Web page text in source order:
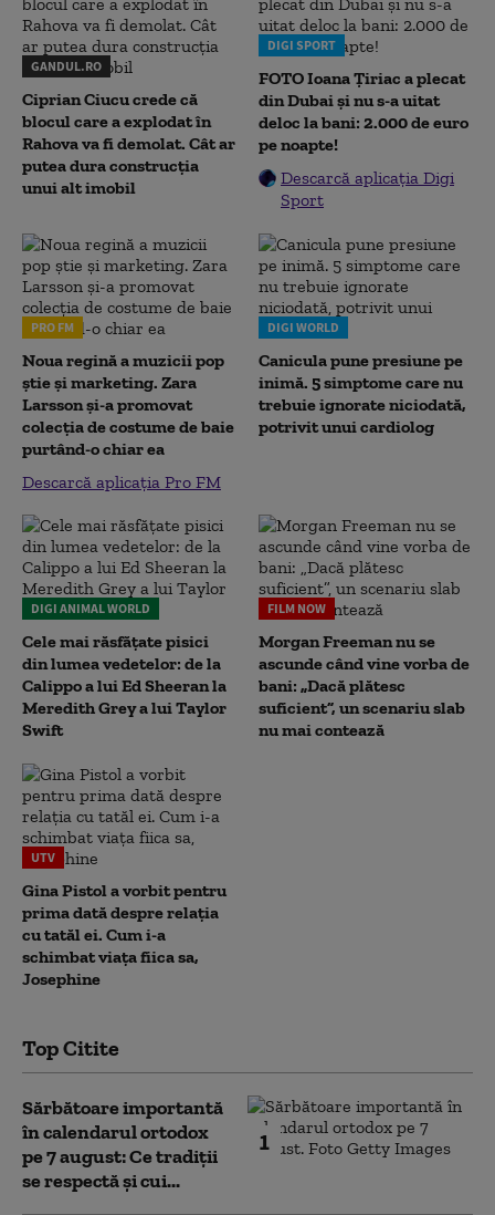
GANDUL.RO
Ciprian Ciucu crede că
blocul care a explodat în
Rahova va fi demolat. Cât ar
putea dura construcția
unui alt imobil
DIGI SPORT
FOTO Ioana Țiriac a plecat
din Dubai și nu s-a uitat
deloc la bani: 2.000 de euro
pe noapte!
Descarcă aplicația Digi
Sport
PRO FM
Noua regină a muzicii pop
știe și marketing. Zara
Larsson și-a promovat
colecția de costume de baie
purtând-o chiar ea
Descarcă aplicația Pro FM
DIGI WORLD
Canicula pune presiune pe
inimă. 5 simptome care nu
trebuie ignorate niciodată,
potrivit unui cardiolog
DIGI ANIMAL WORLD
Cele mai răsfățate pisici
din lumea vedetelor: de la
Calippo a lui Ed Sheeran la
Meredith Grey a lui Taylor
Swift
FILM NOW
Morgan Freeman nu se
ascunde când vine vorba de
bani: „Dacă plătesc
suficient”, un scenariu slab
nu mai contează
UTV
Gina Pistol a vorbit pentru
prima dată despre relația
cu tatăl ei. Cum i-a
schimbat viața fiica sa,
Josephine
Top Citite
1
Sărbătoare importantă
în calendarul ortodox
pe 7 august: Ce tradiții
se respectă și cui...